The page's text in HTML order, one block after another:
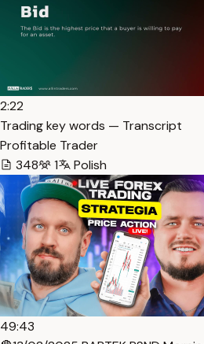
2:22
Trading key words — Transcript
Profitable Trader
348
1 Polish
49:43